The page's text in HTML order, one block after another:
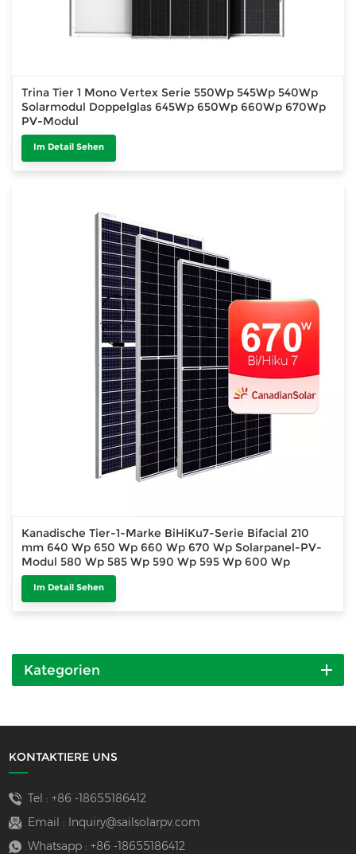
Trina Tier 1 Mono Vertex Serie 550Wp 545Wp 540Wp
Solarmodul Doppelglas 645Wp 650Wp 660Wp 670Wp
PV-Modul
Im Detail Sehen
Kanadische Tier-1-Marke BiHiKu7-Serie Bifacial 210
mm 640 Wp 650 Wp 660 Wp 670 Wp Solarpanel-PV-
Modul 580 Wp 585 Wp 590 Wp 595 Wp 600 Wp
Im Detail Sehen
Kategorien
KONTAKTIERE UNS
Tel : +86 -18655186412
Email :
Inquiry@sailsolarpv.com
Whatsapp : +86 -18655186412